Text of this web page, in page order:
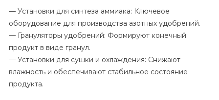
— Установки для синтеза аммиака: Ключевое
оборудование для производства азотных удобрений.
— Грануляторы удобрений: Формируют конечный
продукт в виде гранул.
— Установки для сушки и охлаждения: Снижают
влажность и обеспечивают стабильное состояние
продукта.